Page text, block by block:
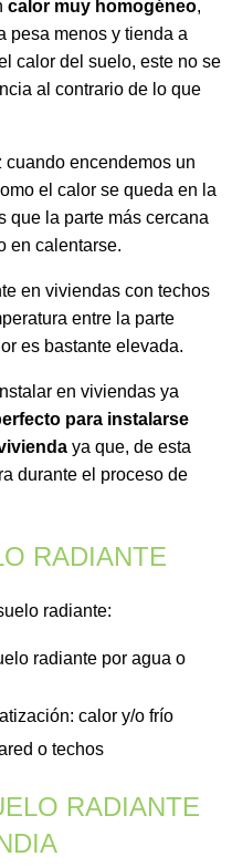
calor muy homogéneo,
pesa menos y tienda a
calor del suelo, este no se
al contrario de lo que
encendemos un
el calor se queda en la
que la parte más cercana
en calentarse.
en viviendas con techos
entre la parte
es bastante elevada.
en viviendas ya
para instalarse
ya que, de esta
durante el proceso de
RADIANTE
radiante:
radiante por agua o
calor y/o frío
o techos
RADIANTE